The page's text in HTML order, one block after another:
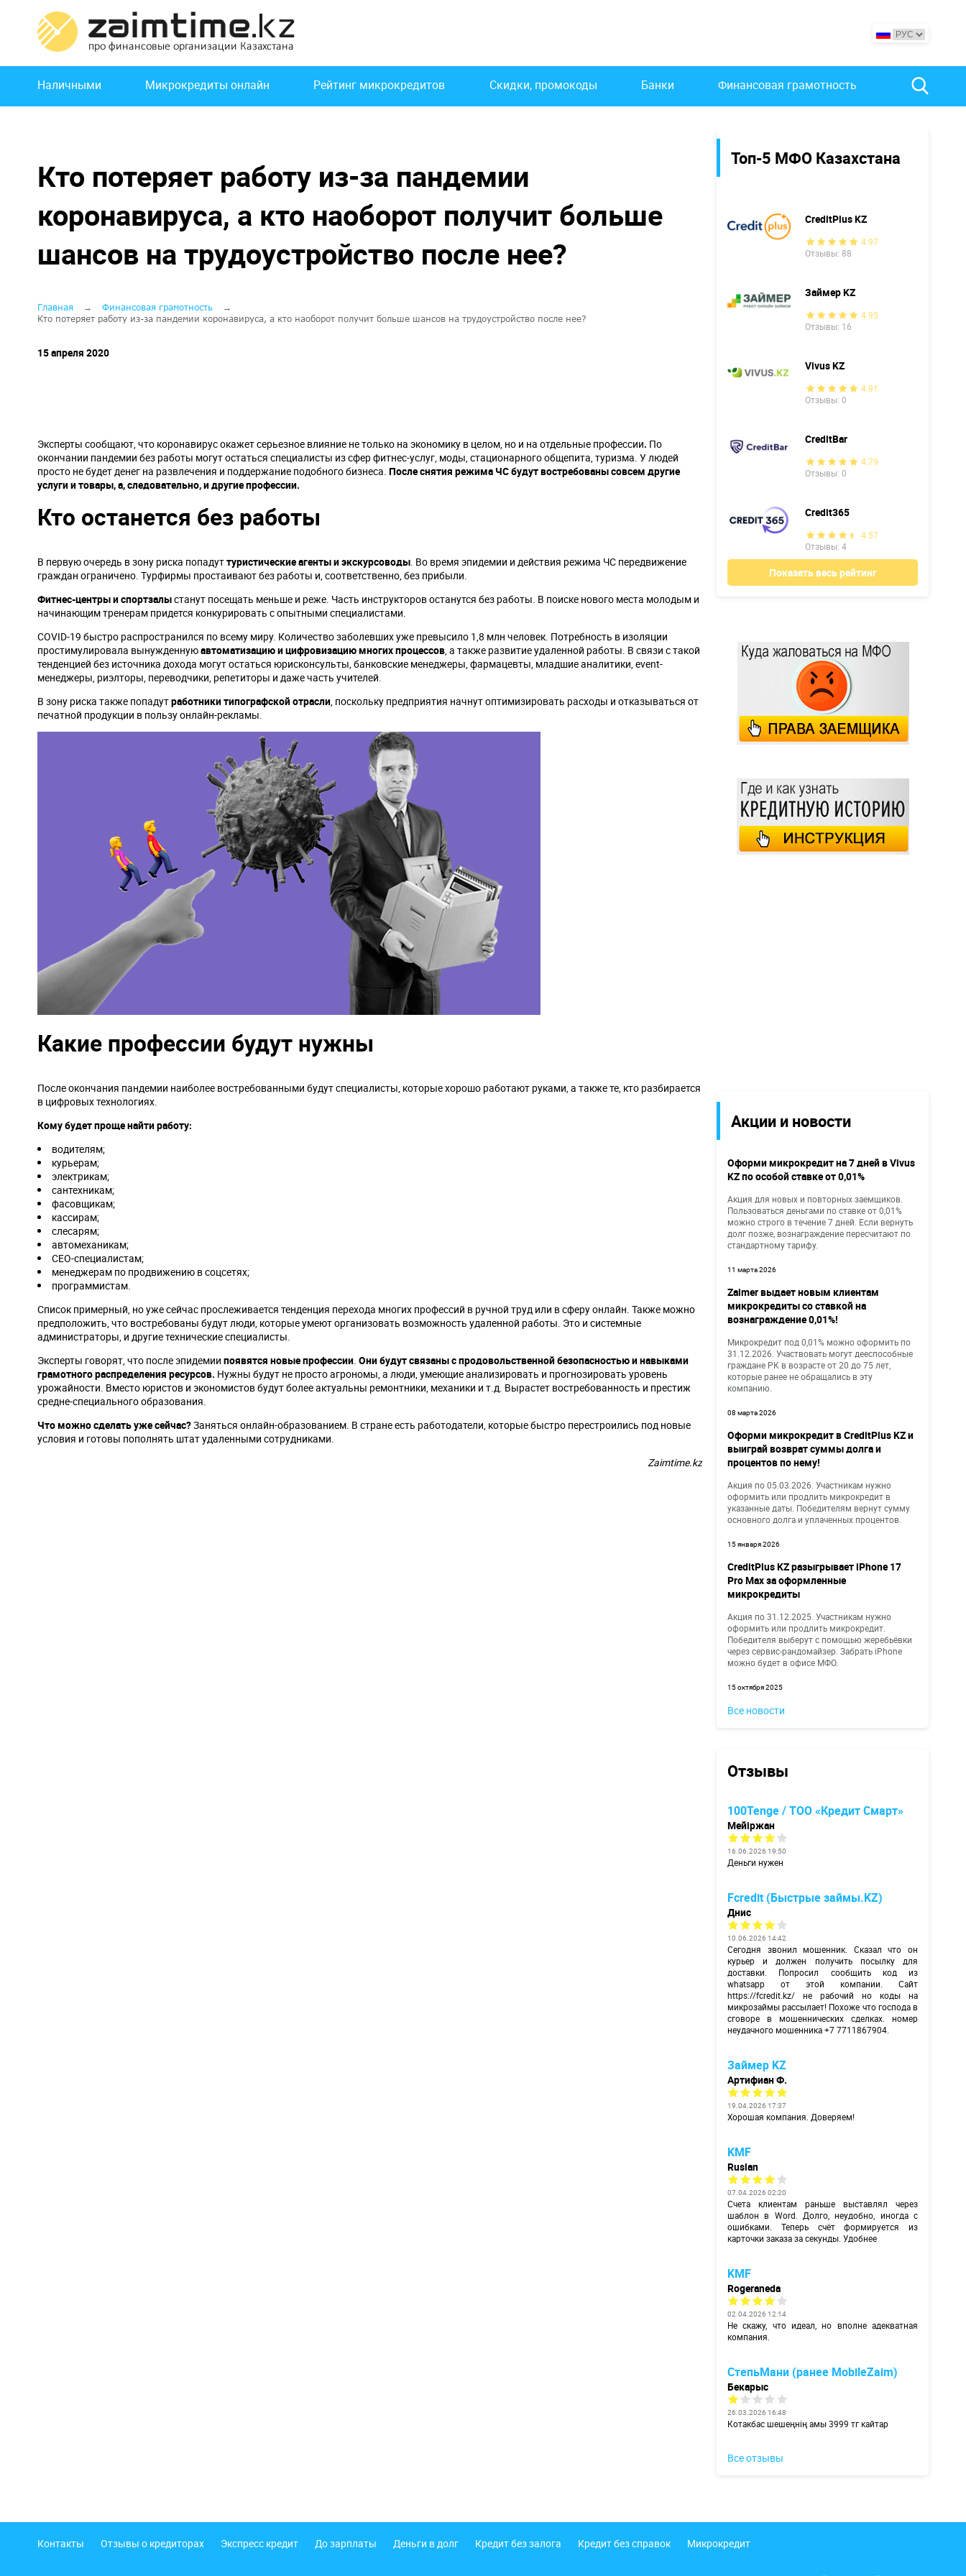
основному
содержанию
Основная
навигация
Наличными Микрокредиты онлайн Рейтинг микрокредитов Скидки, промокоды Банки Финансовая грамотность
Топ-5 МФО Казахстана
CreditPlus KZ
4.97
Отзывы: 88
Займер KZ
4.95
Отзывы: 16
Vivus KZ
4.91
Отзывы: 0
CreditBar
4.79
Отзывы: 0
Credit365
4.57
Отзывы: 4
Показать весь рейтинг
Акции и новости
Оформи микрокредит на 7 дней в Vivus
KZ по особой ставке от 0,01%
Акция для новых и повторных заемщиков.
Пользоваться деньгами по ставке от 0,01%
можно строго в течение 7 дней. Если вернуть
долг позже, вознаграждение пересчитают по
стандартному тарифу.
11 марта 2026
Zaimer выдает новым клиентам
микрокредиты со ставкой на
вознаграждение 0,01%!
Микрокредит под 0,01% можно оформить по
31.12.2026. Участвовать могут дееспособные
граждане РК в возрасте от 20 до 75 лет,
которые ранее не обращались в эту
компанию.
08 марта 2026
Оформи микрокредит в CreditPlus KZ и
выиграй возврат суммы долга и
процентов по нему!
Акция по 05.03.2026. Участникам нужно
оформить или продлить микрокредит в
указанные даты. Победителям вернут сумму
основного долга и уплаченных процентов.
15 января 2026
CreditPlus KZ разыгрывает iPhone 17
Pro Max за оформленные
микрокредиты
Акция по 31.12.2025. Участникам нужно
оформить или продлить микрокредит.
Победителя выберут с помощью жеребьёвки
через сервис-рандомайзер. Забрать iPhone
можно будет в офисе МФО.
15 октября 2025
Все новости
Отзывы
100Tenge / ТОО «Кредит Смарт»
Мейіржан
16.06.2026 19:50
Деньги нужен
Fcredit (Быстрые займы.KZ)
Днис
10.06.2026 14:42
Сегодня звонил мошенник. Сказал что он
курьер и должен получить посылку для
доставки. Попросил сообщить код из
whatsapp от этой компании. Сайт
https://fcredit.kz/ не рабочий но коды на
микрозаймы рассылает! Похоже что господа в
сговоре в мошеннических сделках. номер
неудачного мошенника +7 7711867904.
Займер KZ
Артифиан Ф.
19.04.2026 17:37
Хорошая компания. Доверяем!
KMF
Ruslan
07.04.2026 02:20
Счета клиентам раньше выставлял через
шаблон в Word. Долго, неудобно, иногда с
ошибками. Теперь счёт формируется из
карточки заказа за секунды. Удобнее
KMF
Rogeraneda
02.04.2026 12:14
Не скажу, что идеал, но вполне адекватная
компания.
СтепьМани (ранее MobileZaim)
Бекарыс
26.03.2026 16:48
Котакбас шешеңнің амы 3999 тг кайтар
Все отзывы
Кто потеряет работу из-за пандемии
коронавируса, а кто наоборот получит больше
шансов на трудоустройство после нее?
Строка
навигации
Главная
Финансовая грамотность
Кто потеряет работу из-за пандемии коронавируса, а кто наоборот получит больше шансов на трудоустройство после нее?
15 апреля 2020
Эксперты сообщают, что коронавирус окажет серьезное влияние не только на экономику в целом, но и на отдельные профессии. По
окончании пандемии без работы могут остаться специалисты из сфер фитнес-услуг, моды, стационарного общепита, туризма. У людей
просто не будет денег на развлечения и поддержание подобного бизнеса. После снятия режима ЧС будут востребованы совсем другие
услуги и товары, а, следовательно, и другие профессии.
Кто останется без работы
В первую очередь в зону риска попадуттуристические агенты и экскурсоводы. Во время эпидемии и действия режима ЧС передвижение
граждан ограничено. Турфирмы простаивают без работы и, соответственно, без прибыли.
Фитнес-центры и спортзалыстанут посещать меньше и реже. Часть инструкторов останутся без работы. В поиске нового места молодым и
начинающим тренерам придется конкурировать с опытными специалистами.
COVID-19 быстро распространился по всему миру. Количество заболевших уже превысило 1,8 млн человек. Потребность в изоляции
простимулировала вынужденнуюавтоматизацию и цифровизацию многих процессов, а также развитие удаленной работы. В связи с такой
тенденцией без источника дохода могут остаться юрисконсульты, банковские менеджеры, фармацевты, младшие аналитики, event-
менеджеры, риэлторы, переводчики, репетиторы и даже часть учителей.
В зону риска также попадутработники типографской отрасли, поскольку предприятия начнут оптимизировать расходы и отказываться от
печатной продукции в пользу онлайн-рекламы.
Какие профессии будут нужны
После окончания пандемии наиболее востребованными будут специалисты, которые хорошо работают руками, а также те, кто разбирается
в цифровых технологиях.
Кому будет проще найти работу:
водителям;
курьерам;
электрикам;
сантехникам;
фасовщикам;
кассирам;
слесарям;
автомеханикам;
СЕО-специалистам;
менеджерам по продвижению в соцсетях;
программистам.
Список примерный, но уже сейчас прослеживается тенденция перехода многих профессий в ручной труд или в сферу онлайн. Также можно
предположить, что востребованы будут люди, которые умеют организовать возможность удаленной работы. Это и системные
администраторы, и другие технические специалисты.
Эксперты говорят, что после эпидемии появятся новые профессии. Они будут связаны с продовольственной безопасностью и навыками
грамотного распределения ресурсов. Нужны будут не просто агрономы, а люди, умеющие анализировать и прогнозировать уровень
урожайности. Вместо юристов и экономистов будут более актуальны ремонтники, механики и т.д. Вырастет востребованность и престиж
средне-специального образования.
Что можно сделать уже сейчас?Заняться онлайн-образованием. В стране есть работодатели, которые быстро перестроились под новые
условия и готовы пополнять штат удаленными сотрудниками.
Zaimtime.kz
Подвал
Контакты Отзывы о кредиторах Экспресс кредит До зарплаты Деньги в долг Кредит без залога Кредит без справок Микрокредит